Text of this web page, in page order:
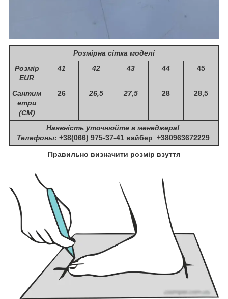
Розмірна сітка моделі
Розмір
EUR
41 42 43 44 45
Сантим
етри
(СМ)
26 26,5 27,5 28 28,5
Наявність уточнюйте в менеджера!
Телефоны: +38(066) 975-37-41 вайбер +380963672229
Правильно визначити розмір взуття